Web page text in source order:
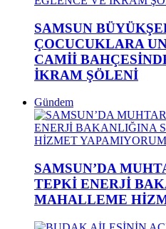
SAMSUN
ÇOCUCUKLARA
CAMİİ
İKRAM ŞÖLENİ
Gündem
SAMSUN’DA
TEPKİ ENERJİ
MAHALLEME